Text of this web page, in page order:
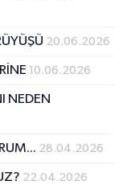
20.06.2026
10.06.2026
NEDEN
28.04.2026
22.04.2026